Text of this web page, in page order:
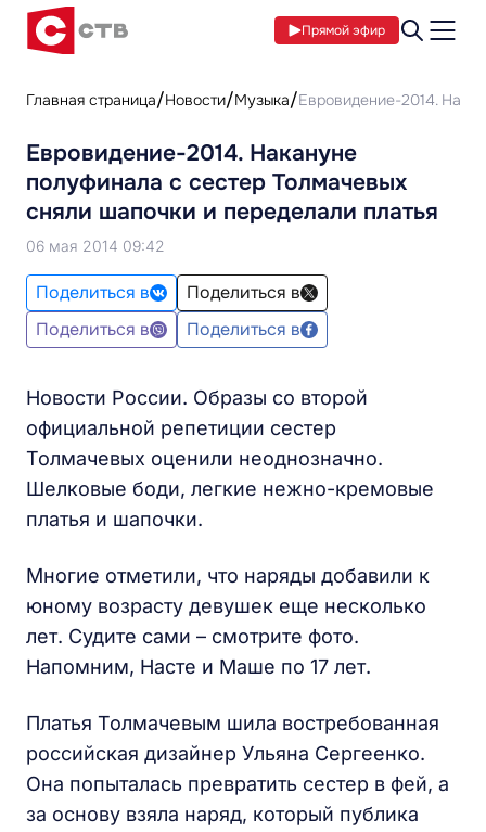
Прямой эфир
Главная страница Новости Музыка Евровидение-2014.
Евровидение-2014. Накануне
полуфинала с сестер Толмачевых
сняли шапочки и переделали платья
06 мая 2014 09:42
Поделиться в
Поделиться в
Поделиться в
Поделиться в
Новости России. Образы со второй
официальной репетиции сестер
Толмачевых оценили неоднозначно.
Шелковые боди, легкие нежно-кремовые
платья и шапочки.
Многие отметили, что наряды добавили к
юному возрасту девушек еще несколько
лет. Судите сами – смотрите фото.
Напомним, Насте и Маше по 17 лет.
Платья Толмачевым шила востребованная
российская дизайнер Ульяна Сергеенко.
Она попыталась превратить сестер в фей, а
за основу взяла наряд, который публика